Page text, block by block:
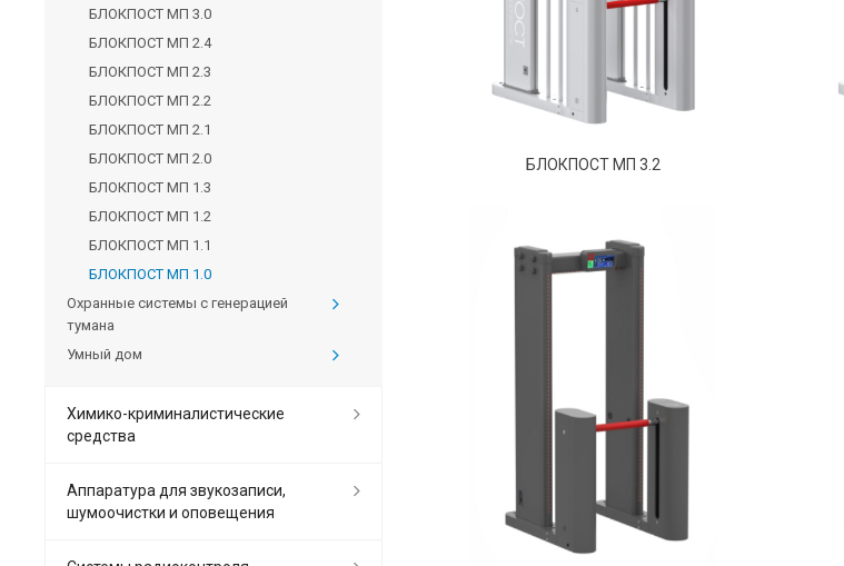
БЛОКПОСТ МП 3.2
БЛОКПОСТ МП 3.0
БЛОКПОСТ МП 2.4
БЛОКПОСТ МП 2.3
БЛОКПОСТ МП 2.2
БЛОКПОСТ МП 2.1
БЛОКПОСТ МП 2.0
БЛОКПОСТ МП 1.3
БЛОКПОСТ МП 1.2
БЛОКПОСТ МП 1.1
БЛОКПОСТ МП 1.0
Охранные системы с генерацией
тумана
Умный дом
Химико-криминалистические
средства
Аппаратура для звукозаписи,
шумоочистки и оповещения